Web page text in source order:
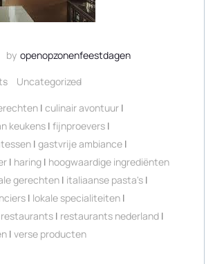
by openopzonenfeestdagen
Uncategorized
| culinair avontuur |
keukens | fijnproevers |
| gastvrije ambiance |
| haring | hoogwaardige ingrediënten
gerechten | italiaanse pasta's |
| lokale specialiteiten |
| restaurants nederland |
| verse producten